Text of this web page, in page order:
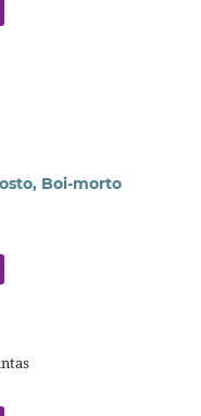
Boi-morto